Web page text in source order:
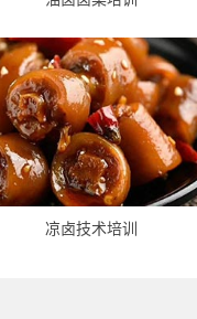
凉卤技术培训